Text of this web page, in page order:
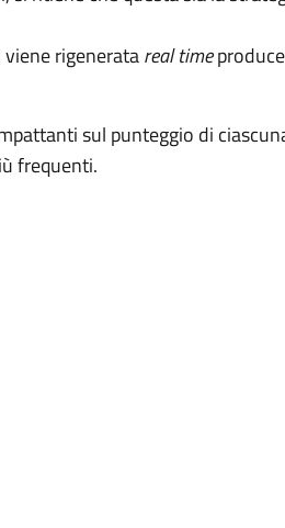
rigeneratareal time
sul punteggio di
frequenti.